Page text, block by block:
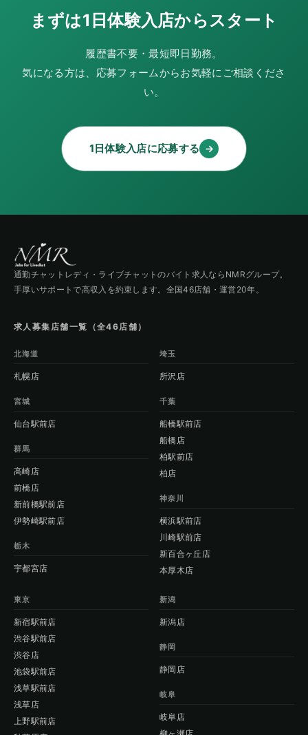
まずは1日体験入店からスタート
履歴書不要・最短即日勤務。
気になる方は、応募フォームからお気軽にご相談くださ
い。
1日体験入店に応募する →
通勤チャットレディ・ライブチャットのバイト求人ならNMRグループ。
手厚いサポートで高収入を約束します。全国46店舗・運営20年。
求人募集店舗一覧（全46店舗）
北海道
札幌店
宮城
仙台駅前店
群馬
高崎店
前橋店
新前橋駅前店
伊勢崎駅前店
栃木
宇都宮店
埼玉
所沢店
千葉
船橋駅前店
船橋店
柏駅前店
柏店
神奈川
横浜駅前店
川崎駅前店
新百合ヶ丘店
本厚木店
東京
新宿駅前店
渋谷駅前店
渋谷店
池袋駅前店
浅草駅前店
浅草店
上野駅前店
新潟
新潟店
静岡
静岡店
岐阜
岐阜店